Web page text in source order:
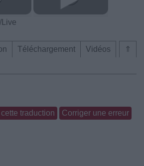
Live
⇑
Téléchargement
Vidéos
traduction Corriger une erreur